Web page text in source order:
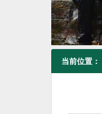
当前位置：